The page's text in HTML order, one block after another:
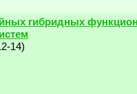
гибридных
14)